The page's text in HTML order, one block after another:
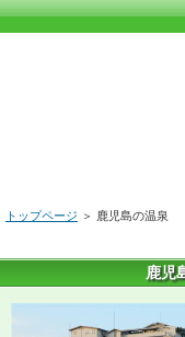
トップページ ＞ 鹿児島の温泉
鹿児